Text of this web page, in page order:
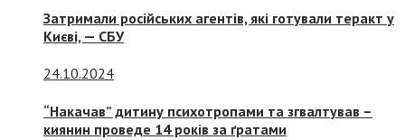
Затримали російських агентів, які готували теракт у
Києві, — СБУ
24.10.2024
“Накачав” дитину психотропами та згвалтував –
киянин проведе 14 років за ґратами